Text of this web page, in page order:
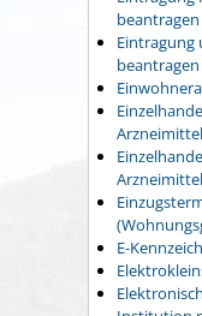
beantragen
Eintragung
beantragen
E-